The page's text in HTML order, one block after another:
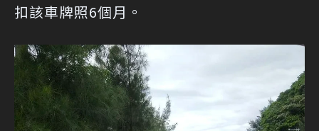
扣該車牌照6個月。